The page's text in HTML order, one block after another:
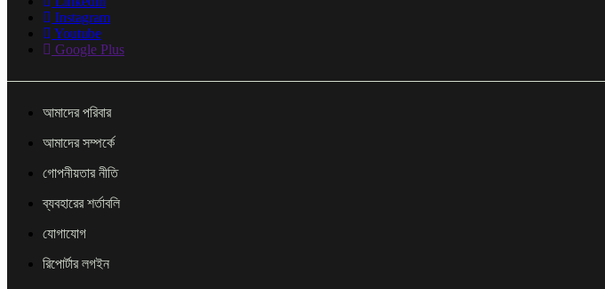
Instagram
Youtube
Google Plus
আমাদের পরিবার
আমাদের সম্পর্কে
গোপনীয়তার নীতি
ব্যবহারের শর্তাবলি
যোগাযোগ
রিপোর্টার লগইন